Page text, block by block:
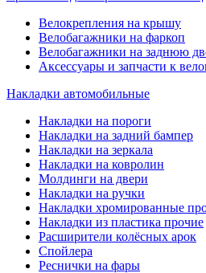
Велокрепления на крышу
Велобагажники на фаркоп
Велобагажники на заднюю
Аксессуары и запчасти к
Накладки автомобильные
Накладки на пороги
Накладки на задний бампер
Накладки на зеркала
Накладки на ковролин
Молдинги на двери
Накладки на ручки
Накладки хромированные
Накладки из пластика прочие
Расширители колёсных арок
Спойлера
Реснички на фары